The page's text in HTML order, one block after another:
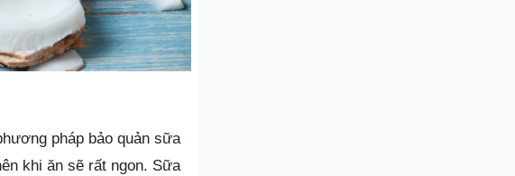
pháp bảo quản sữa
khi ăn sẽ rất ngon. Sữa